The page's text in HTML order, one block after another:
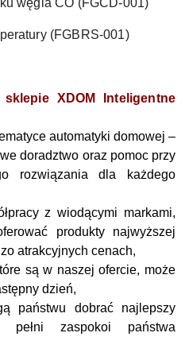
węgla CO (FGCD-001)
(FGBRS-001)
XDOM Inteligentne
automatyki domowej –
doradztwo oraz pomoc przy
rozwiązania dla każdego
z wiodącymi markami,
produkty najwyższej
atrakcyjnych cenach,
są w naszej ofercie, może
dzień,
państwu dobrać najlepszy
pełni zaspokoi państwa